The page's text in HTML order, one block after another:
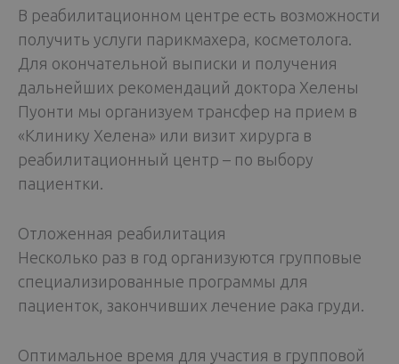
В реабилитационном центре есть возможности
получить услуги парикмахера, косметолога.
Для окончательной выписки и получения
дальнейших рекомендаций доктора Хелены
Пуонти мы организуем трансфер на прием в
«Клинику Хелена» или визит хирурга в
реабилитационный центр – по выбору
пациентки.
Отложенная реабилитация
Несколько раз в год организуются групповые
специализированные программы для
пациенток, закончивших лечение рака груди.
Оптимальное время для участия в групповой